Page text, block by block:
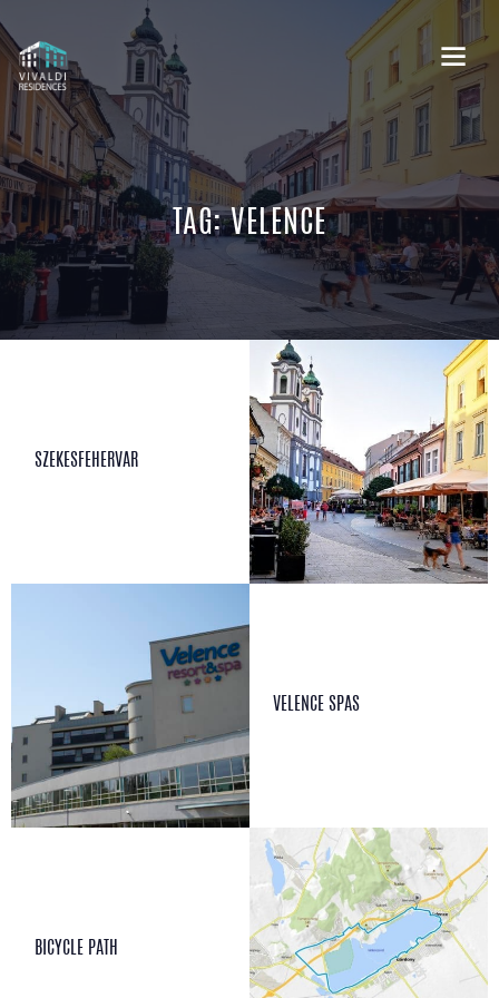
TAG: VELENCE
SZEKESFEHERVAR
VELENCE SPAS
BICYCLE PATH